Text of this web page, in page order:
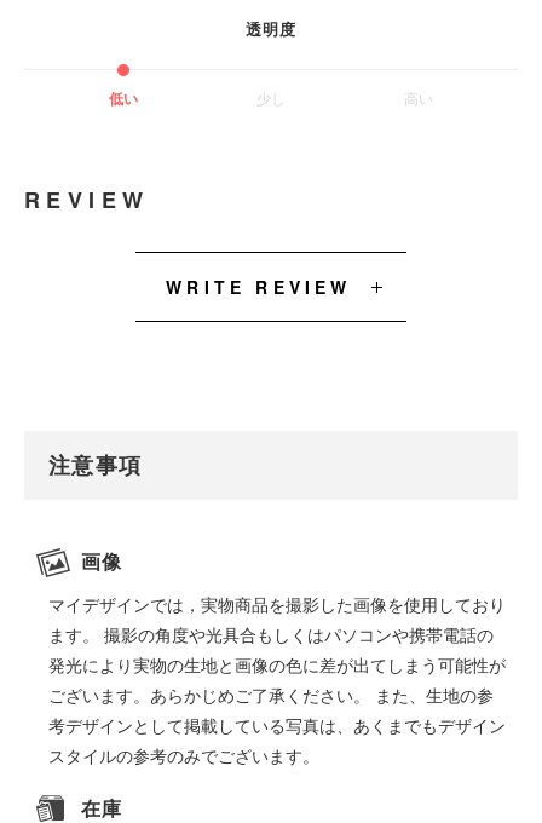
透明度
低い 少し 高い
REVIEW
WRITE REVIEW
注意事項
画像
マイデザインでは，実物商品を撮影した画像を使用しており
ます。 撮影の角度や光具合もしくはパソコンや携帯電話の
発光により実物の生地と画像の色に差が出てしまう可能性が
ございます。あらかじめご了承ください。 また、生地の参
考デザインとして掲載している写真は、あくまでもデザイン
スタイルの参考のみでございます。
在庫